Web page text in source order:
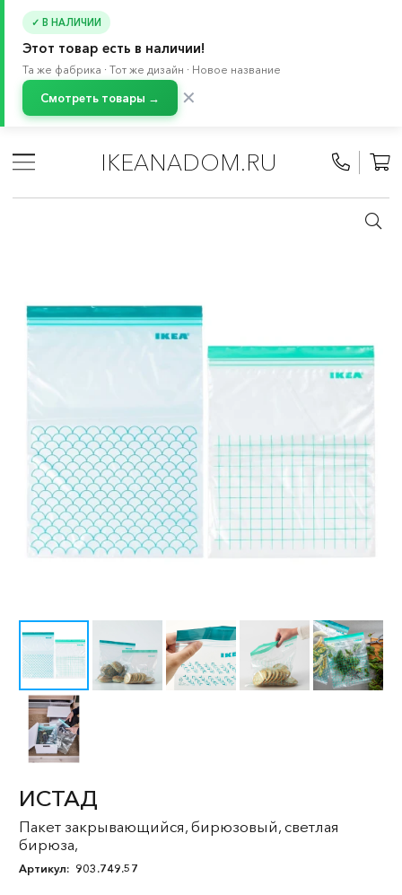
✓ В НАЛИЧИИ
Этот товар есть в наличии!
Та же фабрика · Тот же дизайн · Новое название
Смотреть товары → ✕
IKEANADOM.RU
Товары для пикника, термосы и ланчбоксы
ИСТАД
Пакет закрывающийся, бирюзовый, светлая
бирюза,
Артикул: 903.749.57